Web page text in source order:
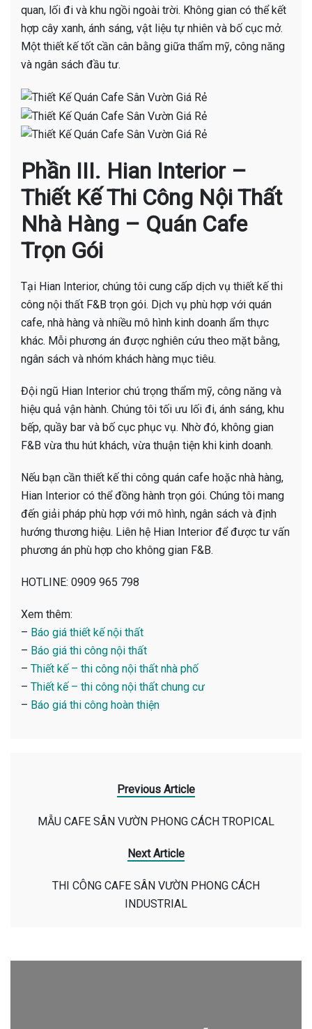
quan, lối đi và khu ngồi ngoài trời. Không gian có thể kết
hợp cây xanh, ánh sáng, vật liệu tự nhiên và bố cục mở.
Một thiết kế tốt cần cân bằng giữa thẩm mỹ, công năng
và ngân sách đầu tư.
Phần III. Hian Interior –
Thiết Kế Thi Công Nội Thất
Nhà Hàng – Quán Cafe
Trọn Gói
Tại Hian Interior, chúng tôi cung cấp dịch vụ thiết kế thi
công nội thất F&B trọn gói. Dịch vụ phù hợp với quán
cafe, nhà hàng và nhiều mô hình kinh doanh ẩm thực
khác. Mỗi phương án được nghiên cứu theo mặt bằng,
ngân sách và nhóm khách hàng mục tiêu.
Đội ngũ Hian Interior chú trọng thẩm mỹ, công năng và
hiệu quả vận hành. Chúng tôi tối ưu lối đi, ánh sáng, khu
bếp, quầy bar và bố cục phục vụ. Nhờ đó, không gian
F&B vừa thu hút khách, vừa thuận tiện khi kinh doanh.
Nếu bạn cần thiết kế thi công quán cafe hoặc nhà hàng,
Hian Interior có thể đồng hành trọn gói. Chúng tôi mang
đến giải pháp phù hợp với mô hình, ngân sách và định
hướng thương hiệu. Liên hệ Hian Interior để được tư vấn
phương án phù hợp cho không gian F&B.
HOTLINE: 0909 965 798
Xem thêm:
– Báo giá thiết kế nội thất
– Báo giá thi công nội thất
– Thiết kế – thi công nội thất nhà phố
– Thiết kế – thi công nội thất chung cư
– Báo giá thi công hoàn thiện
Previous Article
MẪU CAFE SÂN VƯỜN PHONG CÁCH TROPICAL
Next Article
THI CÔNG CAFE SÂN VƯỜN PHONG CÁCH
INDUSTRIAL